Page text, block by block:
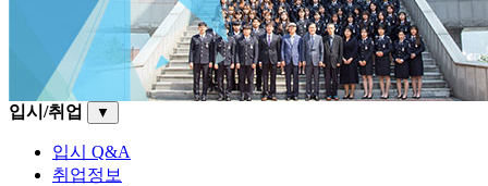
입시/취업 ▼
입시 Q&A
취업정보